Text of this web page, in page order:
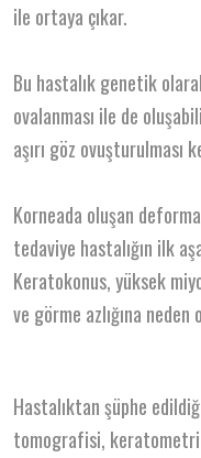
ile ortaya çıkar.
Bu hastalık genetik
ovalanması ile de
aşırı göz ovuşturulması
Korneada oluşan
tedaviye hastalığın ilk
Keratokonus, yüksek
ve görme azlığına neden
Hastalıktan şüphe
tomografisi, keratometri